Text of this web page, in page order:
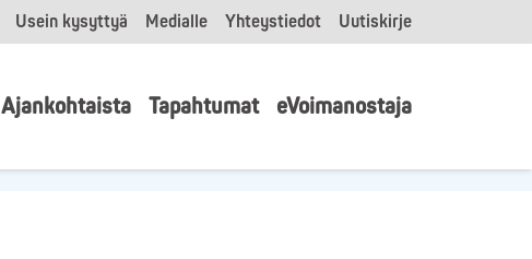
Usein kysyttyä Medialle Yhteystiedot Uutiskirje
Ajankohtaista Tapahtumat eVoimanostaja